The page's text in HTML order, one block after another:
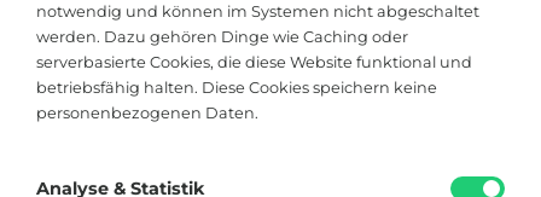
notwendig und können im Systemen nicht abgeschaltet
werden. Dazu gehören Dinge wie Caching oder
serverbasierte Cookies, die diese Website funktional und
betriebsfähig halten. Diese Cookies speichern keine
personenbezogenen Daten.
Analyse & Statistik
Viktoriastraße 48
33602 Bielefeld
hallo@soistfein.de